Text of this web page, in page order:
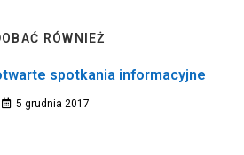
RÓWNIEŻ
spotkania informacyjne
5 grudnia 2017